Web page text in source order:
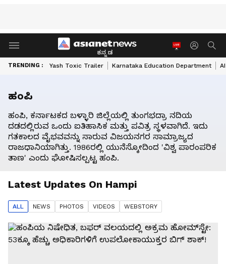
ಕನ್ನಡ
TRENDING : Yash Toxic Trailer Karnataka Education Department
ಹಂಪಿ
ಹಂಪಿ, ಕರ್ನಾಟಕದ ಬಳ್ಳಾರಿ ಜಿಲ್ಲೆಯಲ್ಲಿ ತುಂಗಭದ್ರಾ ನದಿಯ
ದಡದಲ್ಲಿರುವ ಒಂದು ಐತಿಹಾಸಿಕ ಮತ್ತು ಪವಿತ್ರ ಸ್ಥಳವಾಗಿದೆ. ಇದು
ಗತಕಾಲದ ವೈಭವವನ್ನು ಸಾರುವ ವಿಜಯನಗರ ಸಾಮ್ರಾಜ್ಯದ
ರಾಜಧಾನಿಯಾಗಿತ್ತು. 1986ರಲ್ಲಿ ಯುನೆಸ್ಕೋದಿಂದ 'ವಿಶ್ವ ಪಾರಂಪರಿಕ
ತಾಣ' ಎಂದು ಘೋಷಿಸಲ್ಪಟ್ಟ ಹಂಪಿ.
Latest Updates On Hampi
ALL NEWS PHOTOS VIDEOS WEBSTORY